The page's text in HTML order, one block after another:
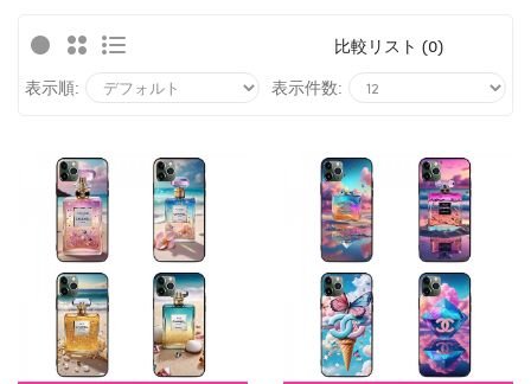
比較リスト (0)
表示順:
表示件数: